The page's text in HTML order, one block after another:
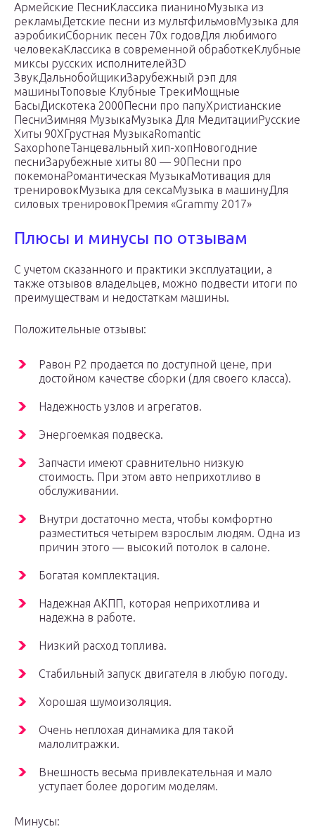
Армейские ПесниКлассика пианиноМузыка из
рекламыДетские песни из мультфильмовМузыка для
аэробикиСборник песен 70х годовДля любимого
человекаКлассика в современной обработкеКлубные
миксы русских исполнителей3D
ЗвукДальнобойщикиЗарубежный рэп для
машиныТоповые Клубные ТрекиМощные
БасыДискотека 2000Песни про папуХристианские
ПесниЗимняя МузыкаМузыка Для МедитацииРусские
Хиты 90ХГрустная МузыкаRomantic
SaxophoneТанцевальный хип-хопНовогодние
песниЗарубежные хиты 80 — 90Песни про
покемонаРомантическая МузыкаМотивация для
тренировокМузыка для сексаМузыка в машинуДля
силовых тренировокПремия «Grammy 2017»
Плюсы и минусы по отзывам
С учетом сказанного и практики эксплуатации, а
также отзывов владельцев, можно подвести итоги по
преимуществам и недостаткам машины.
Положительные отзывы:
Равон Р2 продается по доступной цене, при
достойном качестве сборки (для своего класса).
Надежность узлов и агрегатов.
Энергоемкая подвеска.
Запчасти имеют сравнительно низкую
стоимость. При этом авто неприхотливо в
обслуживании.
Внутри достаточно места, чтобы комфортно
разместиться четырем взрослым людям. Одна из
причин этого — высокий потолок в салоне.
Богатая комплектация.
Надежная АКПП, которая неприхотлива и
надежна в работе.
Низкий расход топлива.
Стабильный запуск двигателя в любую погоду.
Хорошая шумоизоляция.
Очень неплохая динамика для такой
малолитражки.
Внешность весьма привлекательная и мало
уступает более дорогим моделям.
Минусы: